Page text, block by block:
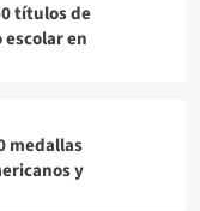
títulos de
en
medallas
y